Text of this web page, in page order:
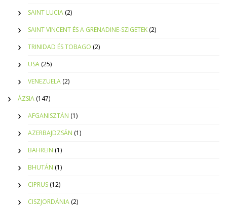
SAINT LUCIA (2)
SAINT VINCENT ÉS A GRENADINE-SZIGETEK (2)
TRINIDAD ÉS TOBAGO (2)
USA (25)
VENEZUELA (2)
ÁZSIA (147)
AFGANISZTÁN (1)
AZERBAJDZSÁN (1)
BAHREIN (1)
BHUTÁN (1)
CIPRUS (12)
CISZJORDÁNIA (2)